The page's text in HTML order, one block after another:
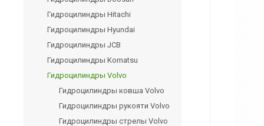
Гидроцилиндры Hitachi
Гидроцилиндры Hyundai
Гидроцилиндры JCB
Гидроцилиндры Komatsu
Гидроцилиндры Volvo
Гидроцилиндры ковша Volvo
Гидроцилиндры рукояти Volvo
Гидроцилиндры стрелы Volvo